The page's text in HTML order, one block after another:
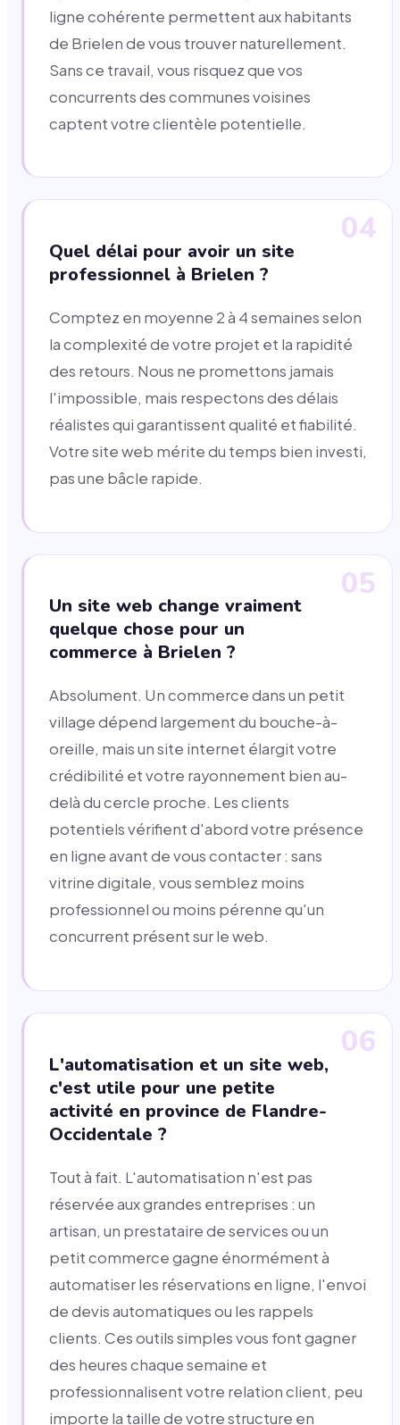
ligne cohérente permettent aux habitants
de Brielen de vous trouver naturellement.
Sans ce travail, vous risquez que vos
concurrents des communes voisines
captent votre clientèle potentielle.
04
Quel délai pour avoir un site
professionnel à Brielen ?
Comptez en moyenne 2 à 4 semaines selon
la complexité de votre projet et la rapidité
des retours. Nous ne promettons jamais
l'impossible, mais respectons des délais
réalistes qui garantissent qualité et fiabilité.
Votre site web mérite du temps bien investi,
pas une bâcle rapide.
05
Un site web change vraiment
quelque chose pour un
commerce à Brielen ?
Absolument. Un commerce dans un petit
village dépend largement du bouche-à-
oreille, mais un site internet élargit votre
crédibilité et votre rayonnement bien au-
delà du cercle proche. Les clients
potentiels vérifient d'abord votre présence
en ligne avant de vous contacter : sans
vitrine digitale, vous semblez moins
professionnel ou moins pérenne qu'un
concurrent présent sur le web.
06
L'automatisation et un site web,
c'est utile pour une petite
activité en province de Flandre-
Occidentale ?
Tout à fait. L'automatisation n'est pas
réservée aux grandes entreprises : un
artisan, un prestataire de services ou un
petit commerce gagne énormément à
automatiser les réservations en ligne, l'envoi
de devis automatiques ou les rappels
clients. Ces outils simples vous font gagner
des heures chaque semaine et
professionnalisent votre relation client, peu
importe la taille de votre structure en